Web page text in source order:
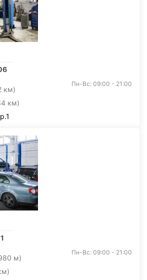
км)
км)
Пн-Вс: 09:00 - 21:00
м)
Пн-Вс: 09:00 - 21:00